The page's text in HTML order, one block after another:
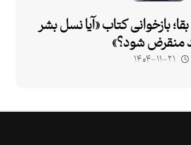
بازخوانی کتاب «آیا نسل بشر
منقرض شود؟»
۱۴۰۴-۱۱-۲۱